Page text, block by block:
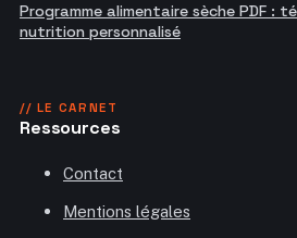
Programme alimentaire sèche PDF :
nutrition personnalisé
// LE CARNET
Ressources
Contact
Mentions légales